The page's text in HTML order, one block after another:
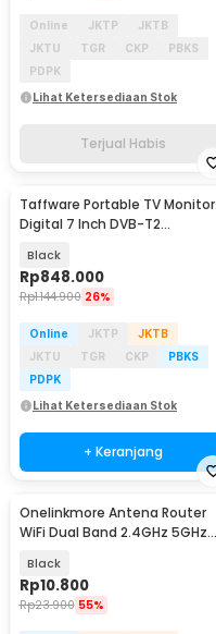
Online JKTP
JKTB
JKTU
TGR CKP
PBKS
PDPK
Lihat Ketersediaan Stok
Terjual Habis
Taffware Portable TV Monitor
Digital 7 Inch DVB-T2
Black
Rp848.000
Rp1.144.900 26%
Online JKTP
JKTB
JKTU
TGR CKP
PBKS
PDPK
Lihat Ketersediaan Stok
+ Keranjang
Onelinkmore Antena Router
WiFi Dual Band 2.4GHz 5GHz
Black
Rp10.800
Rp23.900 55%